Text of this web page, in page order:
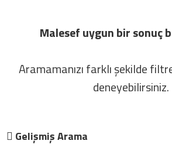
Malesef uygun bir sonuç
Aramamanızı farklı şekilde
deneyebilirsiniz.
Gelişmiş Arama